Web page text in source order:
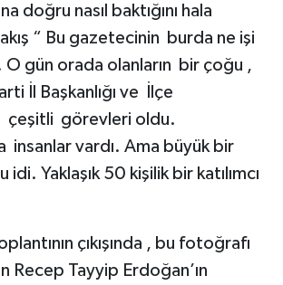
doğru nasıl baktığını hala
“ Bu gazetecinin burda ne işi
O gün orada olanların bir çoğu ,
İl Başkanlığı ve İlçe
çeşitli görevleri oldu.
insanlar vardı. Ama büyük bir
idi. Yaklaşık 50 kişilik bir katılımcı
çıkışında , bu fotoğrafı
Recep Tayyip Erdoğan’ın